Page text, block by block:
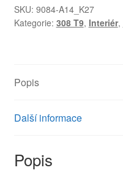
308
T9
SKU: 9084-A14_K27
Kategorie: 308 T9, Interiér,
Popis
Další informace
Popis